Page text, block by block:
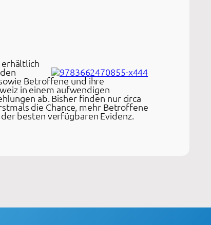
erhältlich
Betroffene und ihre
in einem aufwendigen
ab. Bisher finden nur circa
die Chance, mehr Betroffene
besten verfügbaren Evidenz.